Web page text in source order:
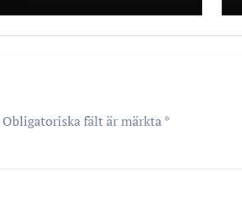
Obligatoriska fält är märkta*